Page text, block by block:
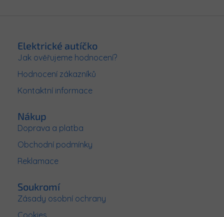
Elektrické autíčko
Jak ověřujeme hodnocení?
Hodnocení zákazníků
Kontaktní informace
Nákup
Doprava a platba
Obchodní podmínky
Reklamace
Soukromí
Zásady osobní ochrany